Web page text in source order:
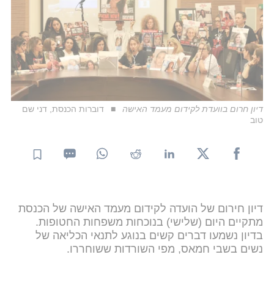
דיון חרום בוועדת לקידום מעמד האישה
דוברות הכנסת, דני שם
טוב
דיון חירום של הועדה לקידום מעמד האישה של הכנסת
מתקיים היום (שלישי) בנוכחות משפחות החטופות.
בדיון נשמעו דברים קשים בנוגע לתנאי הכליאה של
נשים בשבי חמאס, מפי השורדות ששוחררו.